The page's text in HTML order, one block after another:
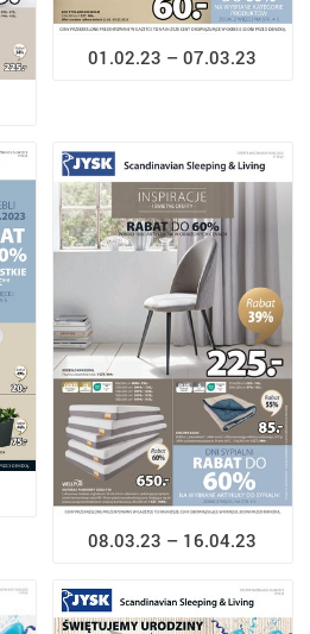
01.02.23 – 07.03.23
08.03.23 – 16.04.23